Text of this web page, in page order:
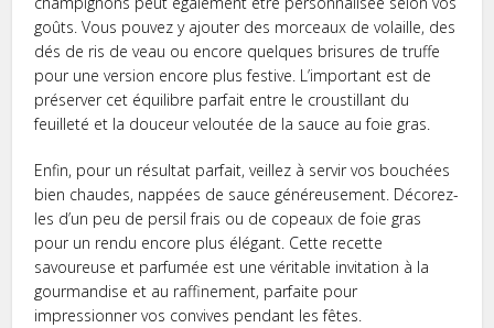
goûts. Vous pouvez y ajouter des morceaux de volaille, des
dés de ris de veau ou encore quelques brisures de truffe
pour une version encore plus festive. L’important est de
préserver cet équilibre parfait entre le croustillant du
feuilleté et la douceur veloutée de la sauce au foie gras.
Enfin, pour un résultat parfait, veillez à servir vos bouchées
bien chaudes, nappées de sauce généreusement. Décorez-
les d’un peu de persil frais ou de copeaux de foie gras
pour un rendu encore plus élégant. Cette recette
savoureuse et parfumée est une véritable invitation à la
gourmandise et au raffinement, parfaite pour
impressionner vos convives pendant les fêtes.